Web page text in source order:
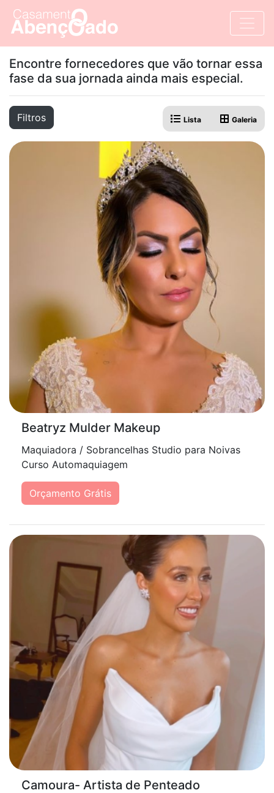
Encontre fornecedores que vão tornar essa
fase da sua jornada ainda mais especial.
Filtros Lista Galeria
Beatryz Mulder Makeup
Maquiadora / Sobrancelhas Studio para Noivas
Curso Automaquiagem
Orçamento Grátis
Camoura- Artista de Penteado